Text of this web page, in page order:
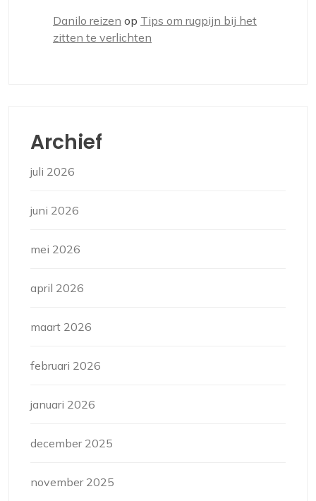
Danilo reizen op Tips om rugpijn bij het
zitten te verlichten
Archief
juli 2026
juni 2026
mei 2026
april 2026
maart 2026
februari 2026
januari 2026
december 2025
november 2025